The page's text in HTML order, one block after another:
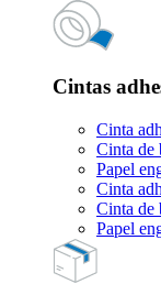
Cintas
Cinta
Cinta de
Papel
Cinta
Cinta de
Papel